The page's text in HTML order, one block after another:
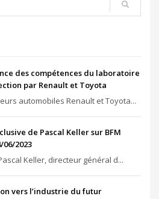
des compétences du laboratoire
par Renault et Toyota
automobiles Renault et Toyota...
de Pascal Keller sur BFM
06/2023
Keller, directeur général d...
vers l’industrie du futur